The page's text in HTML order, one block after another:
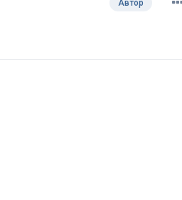
Автор